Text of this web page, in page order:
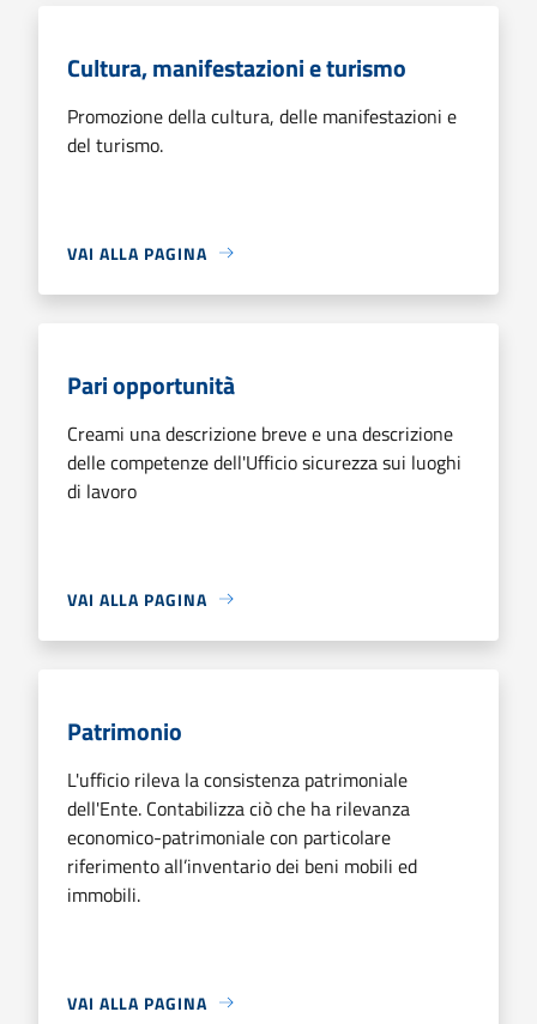
Cultura, manifestazioni e turismo
Promozione della cultura, delle manifestazioni e
del turismo.
VAI ALLA PAGINA
Pari opportunità
Creami una descrizione breve e una descrizione
delle competenze dell'Ufficio sicurezza sui luoghi
di lavoro
VAI ALLA PAGINA
Patrimonio
L'ufficio rileva la consistenza patrimoniale
dell'Ente. Contabilizza ciò che ha rilevanza
economico-patrimoniale con particolare
riferimento all’inventario dei beni mobili ed
immobili.
VAI ALLA PAGINA